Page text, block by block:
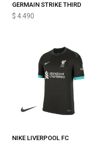
GERMAIN STRIKE THIRD
$ 4.490
NIKE LIVERPOOL FC